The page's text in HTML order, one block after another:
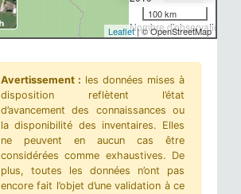
Nombre d'observations-
100 km
Leaflet| © OpenStreetMap
Avertissement : les données mises à
disposition reflètent l’état
d’avancement des connaissances ou
la disponibilité des inventaires. Elles
ne peuvent en aucun cas être
considérées comme exhaustives. De
plus, toutes les données n’ont pas
encore fait l’objet d’une validation à ce